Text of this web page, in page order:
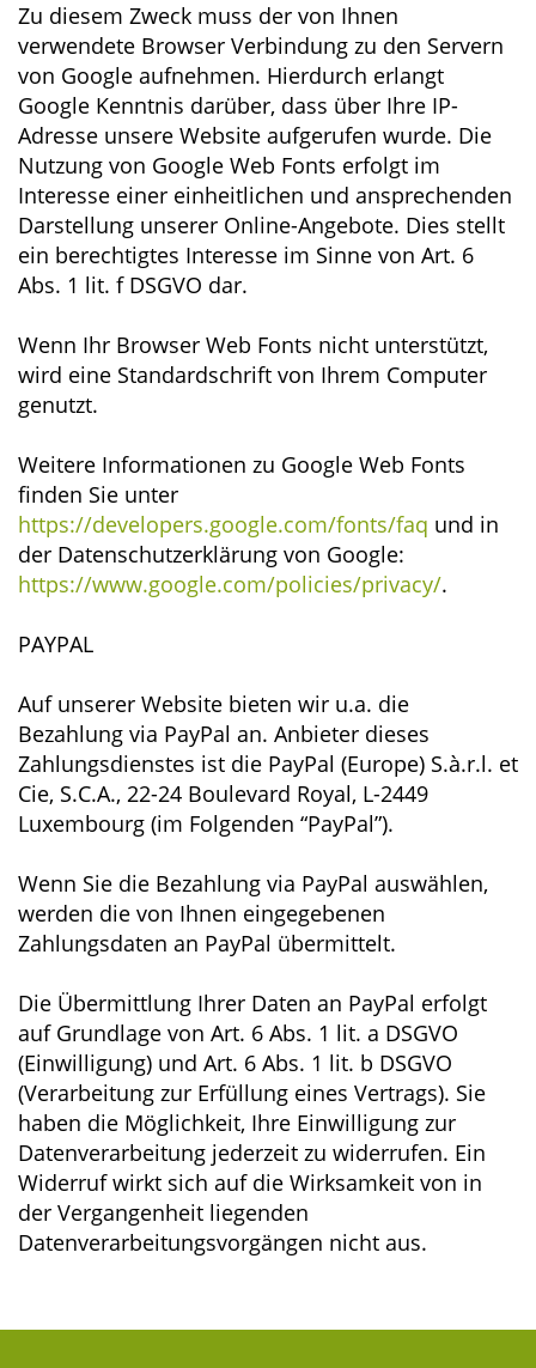
Zu diesem Zweck muss der von Ihnen
verwendete Browser Verbindung zu den Servern
von Google aufnehmen. Hierdurch erlangt
Google Kenntnis darüber, dass über Ihre IP-
Adresse unsere Website aufgerufen wurde. Die
Nutzung von Google Web Fonts erfolgt im
Interesse einer einheitlichen und ansprechenden
Darstellung unserer Online-Angebote. Dies stellt
ein berechtigtes Interesse im Sinne von Art. 6
Abs. 1 lit. f DSGVO dar.
Wenn Ihr Browser Web Fonts nicht unterstützt,
wird eine Standardschrift von Ihrem Computer
genutzt.
Weitere Informationen zu Google Web Fonts
finden Sie unter
https://developers.google.com/fonts/faq und in
der Datenschutzerklärung von Google:
https://www.google.com/policies/privacy/.
PAYPAL
Auf unserer Website bieten wir u.a. die
Bezahlung via PayPal an. Anbieter dieses
Zahlungsdienstes ist die PayPal (Europe) S.à.r.l. et
Cie, S.C.A., 22-24 Boulevard Royal, L-2449
Luxembourg (im Folgenden “PayPal”).
Wenn Sie die Bezahlung via PayPal auswählen,
werden die von Ihnen eingegebenen
Zahlungsdaten an PayPal übermittelt.
Die Übermittlung Ihrer Daten an PayPal erfolgt
auf Grundlage von Art. 6 Abs. 1 lit. a DSGVO
(Einwilligung) und Art. 6 Abs. 1 lit. b DSGVO
(Verarbeitung zur Erfüllung eines Vertrags). Sie
haben die Möglichkeit, Ihre Einwilligung zur
Datenverarbeitung jederzeit zu widerrufen. Ein
Widerruf wirkt sich auf die Wirksamkeit von in
der Vergangenheit liegenden
Datenverarbeitungsvorgängen nicht aus.